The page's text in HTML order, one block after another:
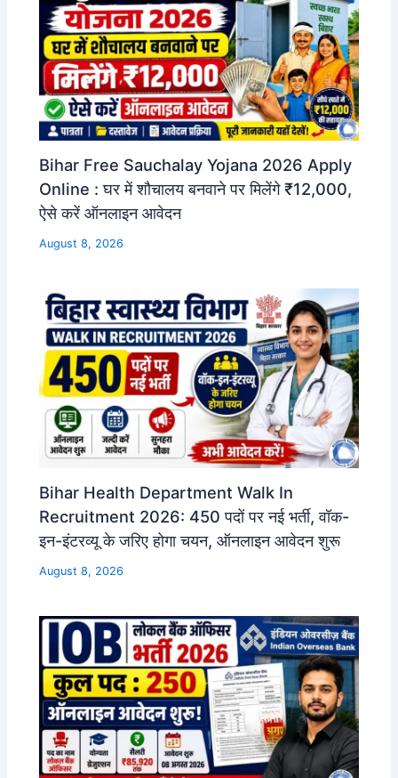
Bihar Free Sauchalay Yojana 2026 Apply
Online : घर में शौचालय बनवाने पर मिलेंगे ₹12,000,
ऐसे करें ऑनलाइन आवेदन
August 8, 2026
Bihar Health Department Walk In
Recruitment 2026: 450 पदों पर नई भर्ती, वॉक-
इन-इंटरव्यू के जरिए होगा चयन, ऑनलाइन आवेदन शुरू
August 8, 2026